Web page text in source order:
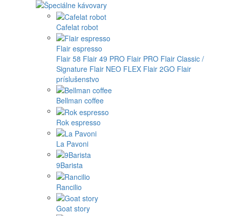
Cafelat robot
Flair espresso
Flair 58 Flair 49 PRO Flair PRO Flair Classic /
Signature Flair NEO FLEX Flair 2GO Flair
príslušenstvo
Bellman coffee
Rok espresso
La Pavoni
9Barista
Rancilio
Goat story